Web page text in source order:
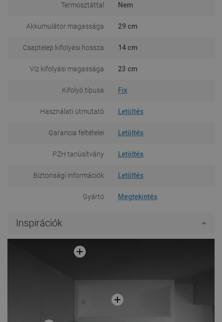
Termosztáttal Nem
Akkumulátor magassága 29 cm
Csaptelep kifolyási hossza 14 cm
Víz kifolyási magassága 23 cm
Kifolyó típusa Fix
Használati útmutató Letöltés
Garancia feltételei Letöltés
PZH tanúsítvány Letöltés
Biztonsági információk Letöltés
Gyártó Megtekintés
Inspirációk